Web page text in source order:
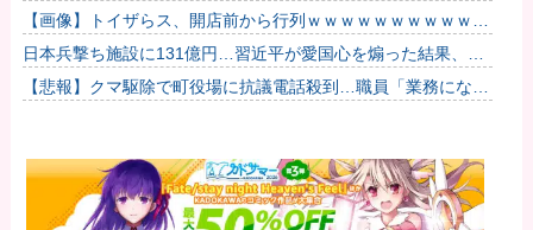
【画像】トイザらス、開店前から行列ｗｗｗｗｗｗｗｗｗｗｗ
ｗｗｗｗｗ他
日本兵撃ち施設に131億円…習近平が愛国心を煽った結果、
「抗日テーマパーク｣が中国各地に広がる！
【悲報】クマ駆除で町役場に抗議電話殺到…職員「業務になり